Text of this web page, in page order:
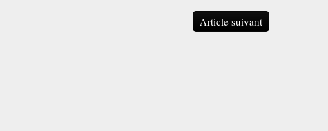
Article suivant